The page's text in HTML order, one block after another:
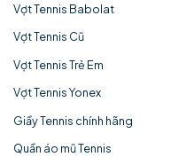
Vợt Tennis Babolat
Vợt Tennis Cũ
Vợt Tennis Trẻ Em
Vợt Tennis Yonex
Giầy Tennis chính hãng
Quần áo mũ Tennis